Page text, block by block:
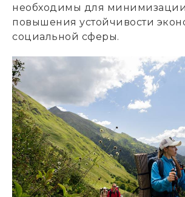
необходимы для
повышения устойчивости
социальной сферы.